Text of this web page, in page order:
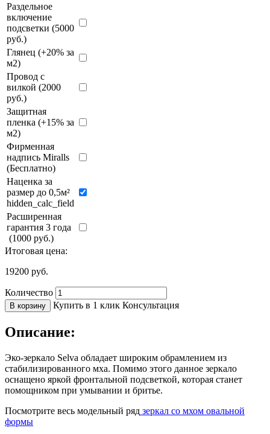
Раздельное
включение
подсветки (5000
руб.)
Глянец (+20% за
м2)
Провод с
вилкой (2000
руб.)
Защитная
пленка (+15% за
м2)
Фирменная
надпись Miralls
(Бесплатно)
Наценка за
размер до 0,5м²
hidden_calc_field
Расширенная
гарантия 3 года
(1000 руб.)
Итоговая цена:
19200 руб.
Количество
В корзину Купить в 1 клик Консультация
Описание:
Эко-зеркало Selva обладает широким обрамлением из
стабилизированного мха. Помимо этого данное зеркало
оснащено яркой фронтальной подсветкой, которая станет
помощником при умывании и бритье.
Посмотрите весь модельный ряд зеркал со мхом овальной
формы